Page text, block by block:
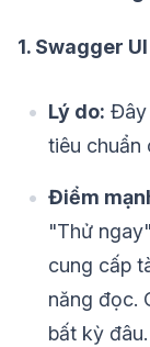
1. Swagger
Lý do: Đây
tiêu chuẩn
Điểm
"Thử
cung cấp
năng đọc.
bất kỳ đâu.